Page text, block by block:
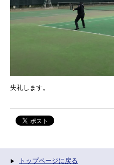
失礼します。
トップページに戻る